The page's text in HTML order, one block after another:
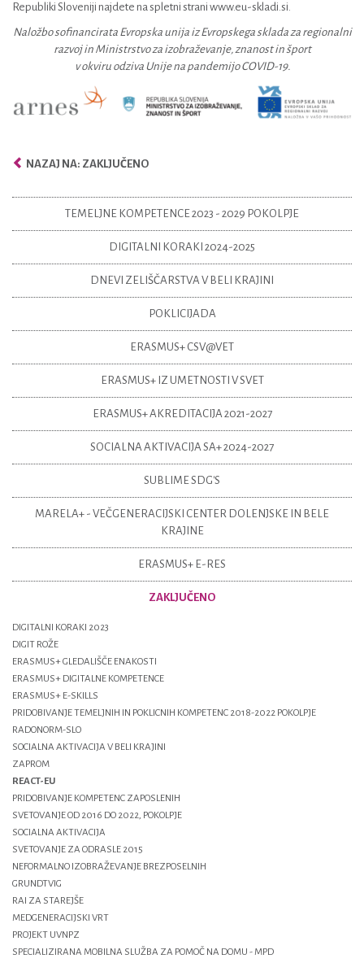
Republiki Sloveniji najdete na spletni strani www.eu-skladi.si.
Naložbo sofinancirata Evropska unija iz Evropskega sklada za regionalni
razvoj in Ministrstvo za izobraževanje, znanost in šport
v okviru odziva Unije na pandemijo COVID-19.
NAZAJ NA: ZAKLJUČENO
TEMELJNE KOMPETENCE 2023 - 2029 POKOLPJE
DIGITALNI KORAKI 2024-2025
DNEVI ZELIŠČARSTVA V BELI KRAJINI
POKLICIJADA
ERASMUS+ CSV@VET
ERASMUS+ IZ UMETNOSTI V SVET
ERASMUS+ AKREDITACIJA 2021-2027
SOCIALNA AKTIVACIJA SA+ 2024-2027
SUBLIME SDG'S
MARELA+ - VEČGENERACIJSKI CENTER DOLENJSKE IN BELE
KRAJINE
ERASMUS+ E-RES
ZAKLJUČENO
DIGITALNI KORAKI 2023
DIGIT ROŽE
ERASMUS+ GLEDALIŠČE ENAKOSTI
ERASMUS+ DIGITALNE KOMPETENCE
ERASMUS+ E-SKILLS
PRIDOBIVANJE TEMELJNIH IN POKLICNIH KOMPETENC 2018-2022 POKOLPJE
RADONORM-SLO
SOCIALNA AKTIVACIJA V BELI KRAJINI
ZAPROM
REACT-EU
PRIDOBIVANJE KOMPETENC ZAPOSLENIH
SVETOVANJE OD 2016 DO 2022, POKOLPJE
SOCIALNA AKTIVACIJA
SVETOVANJE ZA ODRASLE 2015
NEFORMALNO IZOBRAŽEVANJE BREZPOSELNIH
GRUNDTVIG
RAI ZA STAREJŠE
MEDGENERACIJSKI VRT
PROJEKT UVNPZ
SPECIALIZIRANA MOBILNA SLUŽBA ZA POMOČ NA DOMU - MPD